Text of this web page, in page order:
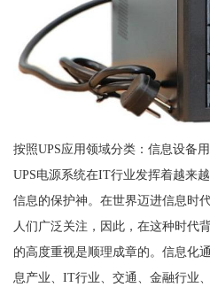
按照UPS应用领域分类：信息设备
UPS电源系统在IT行业发挥着越来
信息的保护神。在世界迈进信息时
人们广泛关注，因此，在这种时代
的高度重视是顺理成章的。信息化
息产业、IT行业、交通、金融行业